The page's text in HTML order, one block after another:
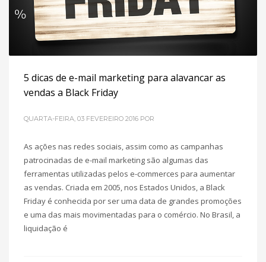
5 dicas de e-mail marketing para alavancar as
vendas a Black Friday
QUARTA-FEIRA, 03 FEVEREIRO 2016 POR
As ações nas redes sociais, assim como as campanhas
patrocinadas de e-mail marketing são algumas das
ferramentas utilizadas pelos e-commerces para aumentar
as vendas. Criada em 2005, nos Estados Unidos, a Black
Friday é conhecida por ser uma data de grandes promoções
e uma das mais movimentadas para o comércio. No Brasil, a
liquidação é